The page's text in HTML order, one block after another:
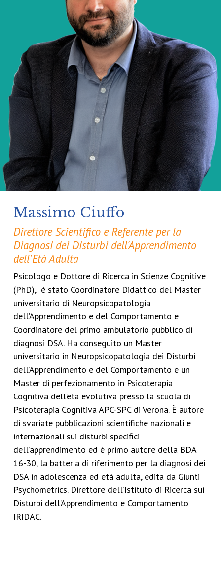
Massimo Ciuffo
Direttore Scientifico e Referente per la
Diagnosi dei Disturbi dell'Apprendimento
dell'Età Adulta
Psicologo e Dottore di Ricerca in Scienze Cognitive
(PhD), è stato Coordinatore Didattico del Master
universitario di Neuropsicopatologia
dell’Apprendimento e del Comportamento e
Coordinatore del primo ambulatorio pubblico di
diagnosi DSA. Ha conseguito un Master
universitario in Neuropsicopatologia dei Disturbi
dell’Apprendimento e del Comportamento e un
Master di perfezionamento in Psicoterapia
Cognitiva dell’età evolutiva presso la scuola di
Psicoterapia Cognitiva APC-SPC di Verona. È autore
di svariate pubblicazioni scientifiche nazionali e
internazionali sui disturbi specifici
dell’apprendimento ed è primo autore della BDA
16-30, la batteria di riferimento per la diagnosi dei
DSA in adolescenza ed età adulta, edita da Giunti
Psychometrics. Direttore dell’Istituto di Ricerca sui
Disturbi dell’Apprendimento e Comportamento
IRIDAC.